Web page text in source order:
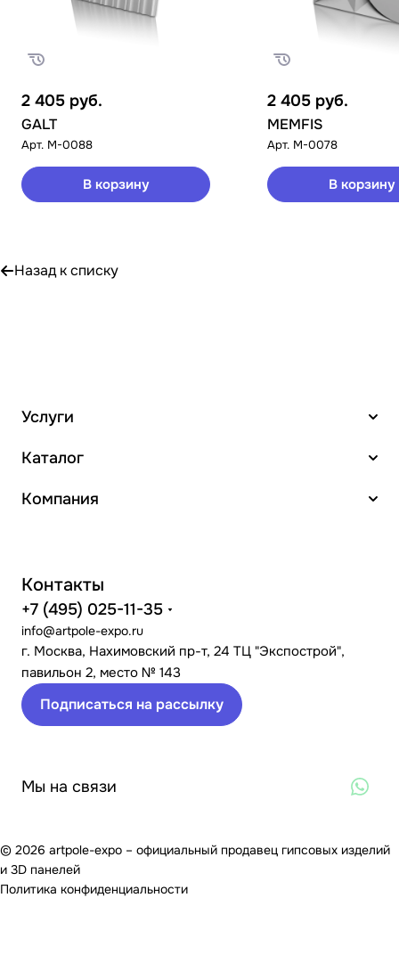
2 405 руб.
GALT
Арт. M-0088
В корзину
2 405 руб.
MEMFIS
Арт. M-0078
В корзину
Назад к списку
Услуги
Каталог
Компания
Контакты
+7 (495) 025-11-35
info@artpole-expo.ru
г. Москва, Нахимовский пр-т, 24 ТЦ "Экспострой",
павильон 2, место № 143
Подписаться на рассылку
Мы на связи
© 2026 artpole-expo – официальный продавец гипсовых изделий
и 3D панелей
Политика конфиденциальности